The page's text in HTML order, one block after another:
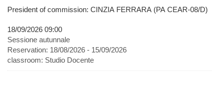
President of commission: CINZIA FERRARA (PA CEAR-08/D)
18/09/2026 09:00
Sessione autunnale
Reservation: 18/08/2026 - 15/09/2026
classroom: Studio Docente